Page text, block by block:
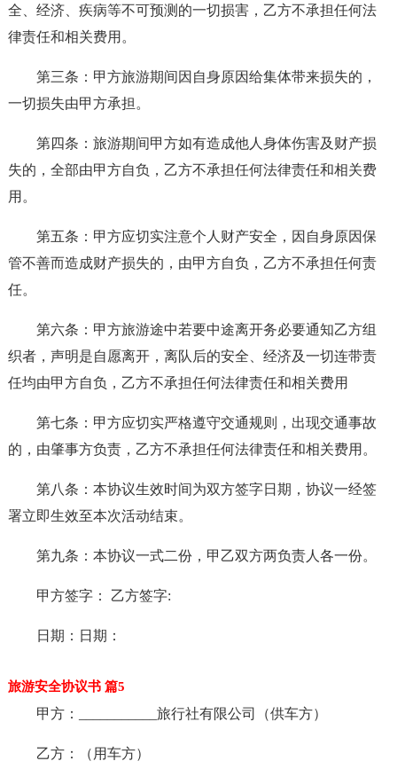
全、经济、疾病等不可预测的一切损害，乙方不承担任何法
律责任和相关费用。
第三条：甲方旅游期间因自身原因给集体带来损失的，
一切损失由甲方承担。
第四条：旅游期间甲方如有造成他人身体伤害及财产损
失的，全部由甲方自负，乙方不承担任何法律责任和相关费
用。
第五条：甲方应切实注意个人财产安全，因自身原因保
管不善而造成财产损失的，由甲方自负，乙方不承担任何责
任。
第六条：甲方旅游途中若要中途离开务必要通知乙方组
织者，声明是自愿离开，离队后的安全、经济及一切连带责
任均由甲方自负，乙方不承担任何法律责任和相关费用
第七条：甲方应切实严格遵守交通规则，出现交通事故
的，由肇事方负责，乙方不承担任何法律责任和相关费用。
第八条：本协议生效时间为双方签字日期，协议一经签
署立即生效至本次活动结束。
第九条：本协议一式二份，甲乙双方两负责人各一份。
甲方签字： 乙方签字:
日期：日期：
旅游安全协议书 篇5
甲方：___________旅行社有限公司（供车方）
乙方：（用车方）